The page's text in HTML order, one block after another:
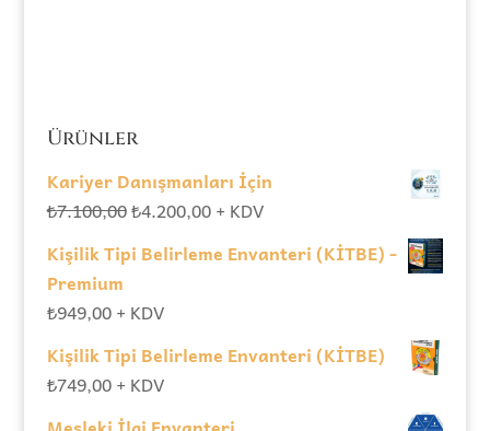
Ürünler
Kariyer Danışmanları İçin
₺7.100,00Orijinal
₺7.100,00.
₺4.200,00Şu
fiyat:
+ KDV
Kişilik Tipi Belirleme Envanteri (KİTBE) -
Premium
₺949,00 + KDV
Kişilik Tipi Belirleme Envanteri (KİTBE)
₺749,00 + KDV